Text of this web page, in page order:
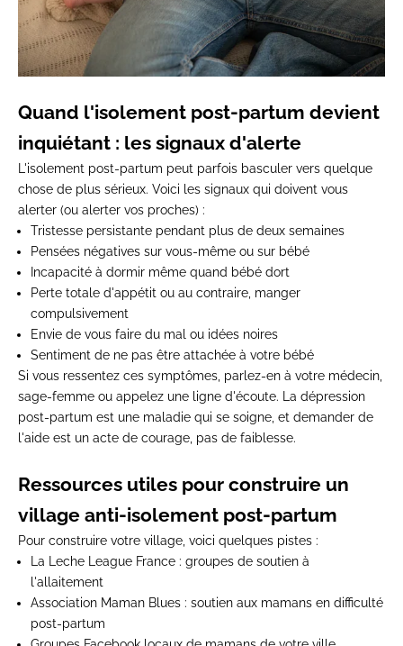
Quand l'isolement post-partum devient
inquiétant : les signaux d'alerte
L'isolement post-partum peut parfois basculer vers quelque
chose de plus sérieux. Voici les signaux qui doivent vous
alerter (ou alerter vos proches) :
Tristesse persistante pendant plus de deux semaines
Pensées négatives sur vous-même ou sur bébé
Incapacité à dormir même quand bébé dort
Perte totale d'appétit ou au contraire, manger
compulsivement
Envie de vous faire du mal ou idées noires
Sentiment de ne pas être attachée à votre bébé
Si vous ressentez ces symptômes, parlez-en à votre médecin,
sage-femme ou appelez une ligne d'écoute. La dépression
post-partum est une maladie qui se soigne, et demander de
l'aide est un acte de courage, pas de faiblesse.
Ressources utiles pour construire un
village anti-isolement post-partum
Pour construire votre village, voici quelques pistes :
La Leche League France : groupes de soutien à
l'allaitement
Association Maman Blues : soutien aux mamans en difficulté
post-partum